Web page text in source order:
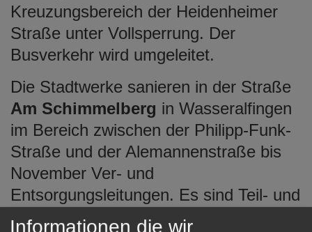
Kreuzungsbereich der Heidenheimer
Straße unter Vollsperrung. Der
Busverkehr wird umgeleitet.
Die Stadtwerke sanieren in der Straße
Am Schimmelberg in Wasseralfingen
im Bereich zwischen der Philipp-Funk-
Straße und der Alemannenstraße bis
November Ver- und
Entsorgungsleitungen. Es sind Teil- und
Vollsperrungen erforderlich,
Informationen die wir